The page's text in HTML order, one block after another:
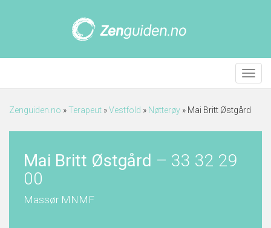
Meny
Zenguiden.no »Terapeut »Vestfold » Nøtterøy » Mai Britt Østgård
Mai Britt Østgård – 33 32 29
00
Massør MNMF